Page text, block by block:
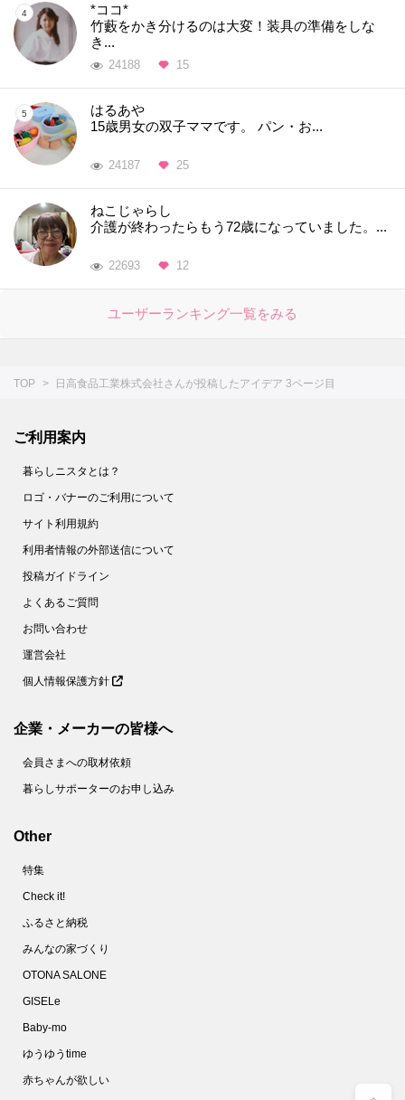
*ココ*
竹藪をかき分けるのは大変！装具の準備をしな
き...
24188 15
はるあや
15歳男女の双子ママです。 パン・お...
24187 25
ねこじゃらし
介護が終わったらもう72歳になっていました。...
22693 12
ユーザーランキング一覧をみる
TOP 日高食品工業株式会社さんが投稿したアイデア 3ページ目
ご利用案内
暮らしニスタとは？
ロゴ・バナーのご利用について
サイト利用規約
利用者情報の外部送信について
投稿ガイドライン
よくあるご質問
お問い合わせ
運営会社
個人情報保護方針
企業・メーカーの皆様へ
会員さまへの取材依頼
暮らしサポーターのお申し込み
Other
特集
Check it!
ふるさと納税
みんなの家づくり
OTONA SALONE
GISELe
Baby-mo
ゆうゆうtime
赤ちゃんが欲しい